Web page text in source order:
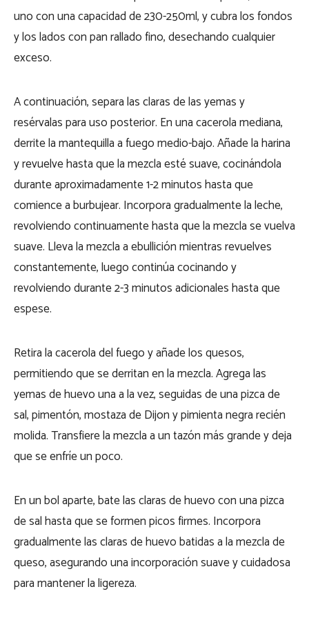
uno con una capacidad de 230-250ml, y cubra los fondos
y los lados con pan rallado fino, desechando cualquier
exceso.
A continuación, separa las claras de las yemas y
resérvalas para uso posterior. En una cacerola mediana,
derrite la mantequilla a fuego medio-bajo. Añade la harina
y revuelve hasta que la mezcla esté suave, cocinándola
durante aproximadamente 1-2 minutos hasta que
comience a burbujear. Incorpora gradualmente la leche,
revolviendo continuamente hasta que la mezcla se vuelva
suave. Lleva la mezcla a ebullición mientras revuelves
constantemente, luego continúa cocinando y
revolviendo durante 2-3 minutos adicionales hasta que
espese.
Retira la cacerola del fuego y añade los quesos,
permitiendo que se derritan en la mezcla. Agrega las
yemas de huevo una a la vez, seguidas de una pizca de
sal, pimentón, mostaza de Dijon y pimienta negra recién
molida. Transfiere la mezcla a un tazón más grande y deja
que se enfríe un poco.
En un bol aparte, bate las claras de huevo con una pizca
de sal hasta que se formen picos firmes. Incorpora
gradualmente las claras de huevo batidas a la mezcla de
queso, asegurando una incorporación suave y cuidadosa
para mantener la ligereza.